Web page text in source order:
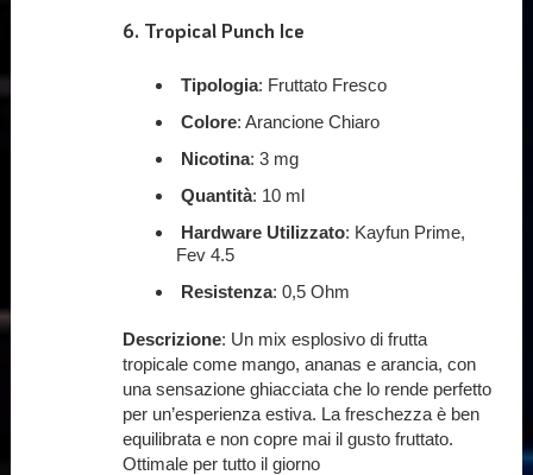
6. Tropical Punch Ice
Tipologia: Fruttato Fresco
Colore: Arancione Chiaro
Nicotina: 3 mg
Quantità: 10 ml
Hardware Utilizzato: Kayfun Prime,
Fev 4.5
Resistenza: 0,5 Ohm
Descrizione: Un mix esplosivo di frutta
tropicale come mango, ananas e arancia, con
una sensazione ghiacciata che lo rende perfetto
per un’esperienza estiva. La freschezza è ben
equilibrata e non copre mai il gusto fruttato.
Ottimale per tutto il giorno